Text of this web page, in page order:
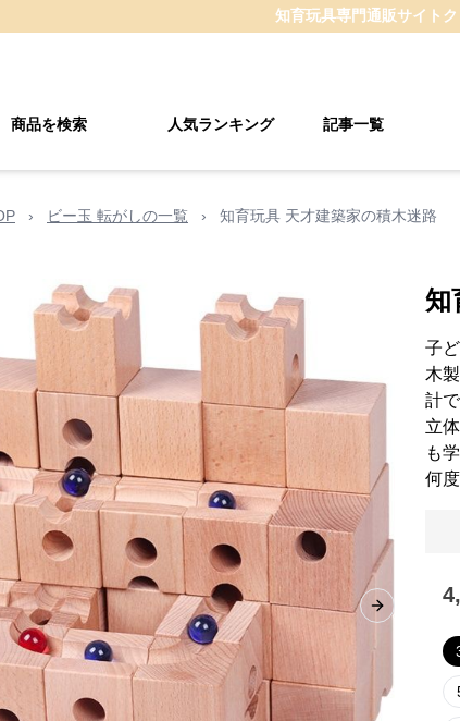
知育玩具専門通販サイト
商品を検索 人気ランキング 記事一覧
› ビー玉 転がしの一覧 › 知育玩具 天才建築家の積木迷路
Next slide
知
子
木
計
立
も
何